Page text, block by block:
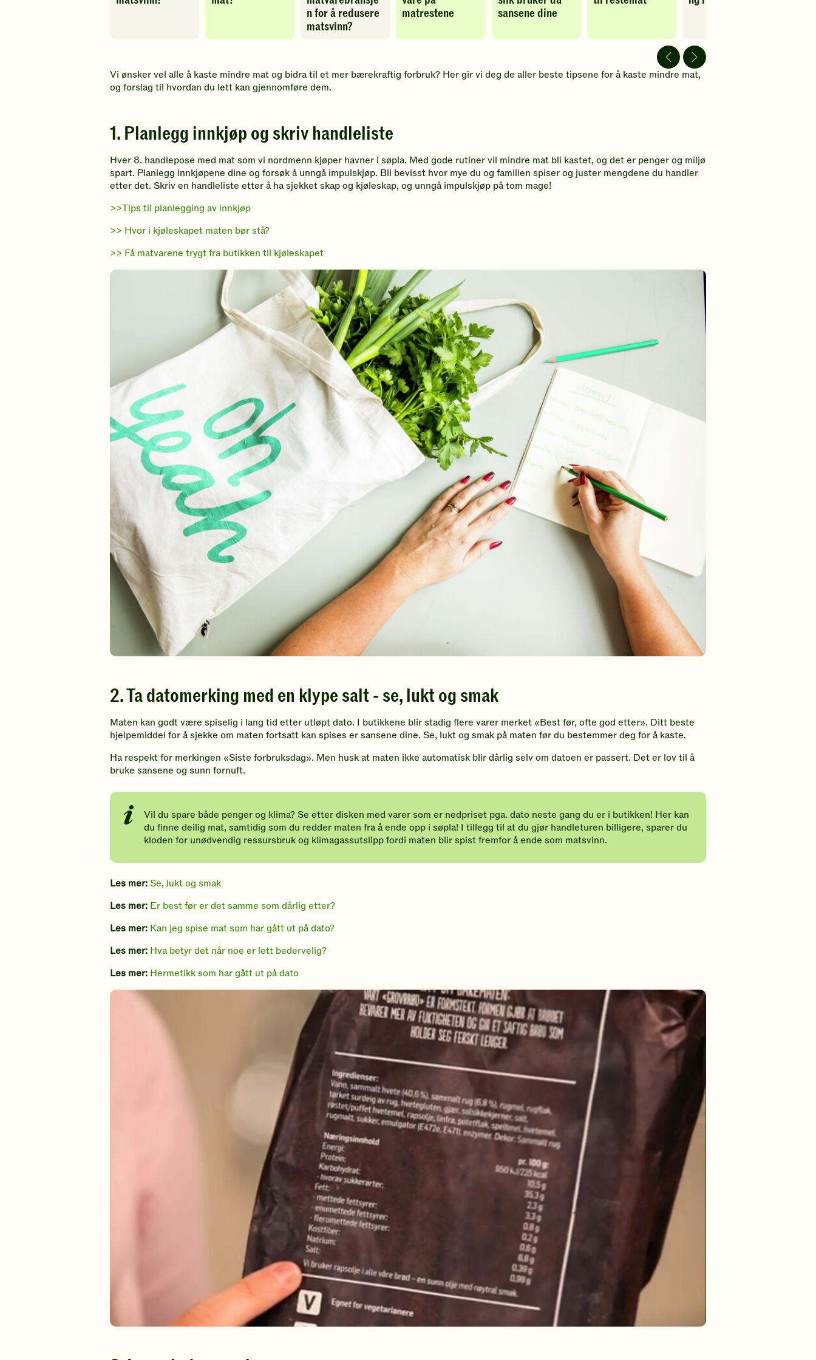
n for å redusere
matsvinn?
til
favorittermatrestene
favorittersansene dine
favoritter
Vi ønsker vel alle å kaste mindre mat og bidra til et mer bærekraftig forbruk? Her gir vi deg de aller beste tipsene for å kaste mindre mat,
og forslag til hvordan du lett kan gjennomføre dem.
1. Planlegg innkjøp og skriv handleliste
Hver 8. handlepose med mat som vi nordmenn kjøper havner i søpla. Med gode rutiner vil mindre mat bli kastet, og det er penger og miljø
spart. Planlegg innkjøpene dine og forsøk å unngå impulskjøp. Bli bevisst hvor mye du og familien spiser og juster mengdene du handler
etter det. Skriv en handleliste etter å ha sjekket skap og kjøleskap, og unngå impulskjøp på tom mage!
>>Tips til planlegging av innkjøp
>> Hvor i kjøleskapet maten bør stå?
>> Få matvarene trygt fra butikken til kjøleskapet
2. Ta datomerking med en klype salt - se, lukt og smak
Maten kan godt være spiselig i lang tid etter utløpt dato. I butikkene blir stadig flere varer merket «Best før, ofte god etter». Ditt beste
hjelpemiddel for å sjekke om maten fortsatt kan spises er sansene dine. Se, lukt og smak på maten før du bestemmer deg for å kaste.
Ha respekt for merkingen «Siste forbruksdag». Men husk at maten ikke automatisk blir dårlig selv om datoen er passert. Det er lov til å
bruke sansene og sunn fornuft.
Vil du spare både penger og klima? Se etter disken med varer som er nedpriset pga. dato neste gang du er i butikken! Her kan
du finne deilig mat, samtidig som du redder maten fra å ende opp i søpla! I tillegg til at du gjør handleturen billigere, sparer du
kloden for unødvendig ressursbruk og klimagassutslipp fordi maten blir spist fremfor å ende som matsvinn.
Les mer:Se, lukt og smak
Les mer: Er best før er det samme som dårlig etter?
Les mer: Kan jeg spise mat som har gått ut på dato?
Les mer: Hva betyr det når noe er lett bedervelig?
Les mer: Hermetikk som har gått ut på dato